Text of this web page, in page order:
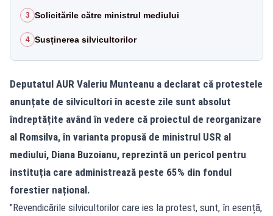
3 Solicitările către ministrul mediului
4 Susținerea silvicultorilor
Deputatul AUR Valeriu Munteanu a declarat că protestele
anunțate de silvicultori în aceste zile sunt absolut
îndreptățite având în vedere că proiectul de reorganizare
al Romsilva, în varianta propusă de ministrul USR al
mediului, Diana Buzoianu, reprezintă un pericol pentru
instituția care administrează peste 65% din fondul
forestier național.
"Revendicările silvicultorilor care ies la protest, sunt, în esență,